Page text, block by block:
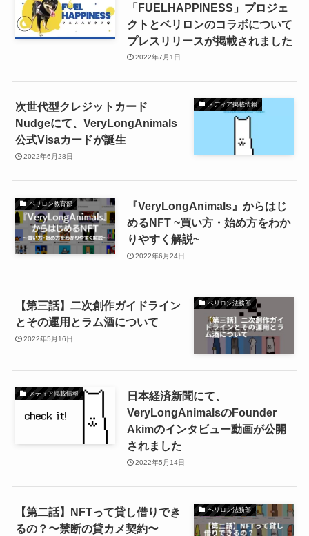
「FUELHAPPINESS」プロジェ
クトとベリロンのコラボについて
プレスリリースが掲載されました
2022年7月1日
メディア掲載情報
次世代型クレジットカード
Nudgeにて、VeryLongAnimals
公式Visaカードが誕生
2022年6月28日
ベリロン教育部
『VeryLongAnimals』からはじ
めるNFT ~買い方・始め方をわか
りやすく解説~
2022年6月24日
ベリロン法務部
【第三話】二次創作ガイドライン
とその運用とラム酒について
2022年5月16日
メディア掲載情報
日本経済新聞にて、
VeryLongAnimalsのFounder
Akimのインタビュー動画が公開
されました
2022年5月14日
ベリロン法務部
【第二話】NFTって貸し借りでき
るの？〜禁断の貸カメ契約〜